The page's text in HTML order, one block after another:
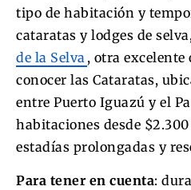
tipo de habitación y
cataratas y lodges de
de la Selva , otra
conocer las Cataratas,
entre Puerto Iguazú y el
habitaciones desde
estadías prolongadas y
Para tener en cuenta: